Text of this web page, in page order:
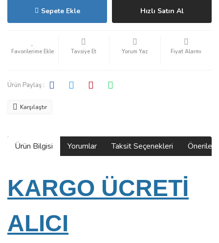
Sepete Ekle Hızlı Satın Al
Tavsiye Et Yorum Yaz Fiyat Alarmı
Ürün Paylaş :
Karşılaştır
Ürün Bilgisi Yorumlar Taksit Seçenekleri
KARGO ÜCRETİ
ALICI